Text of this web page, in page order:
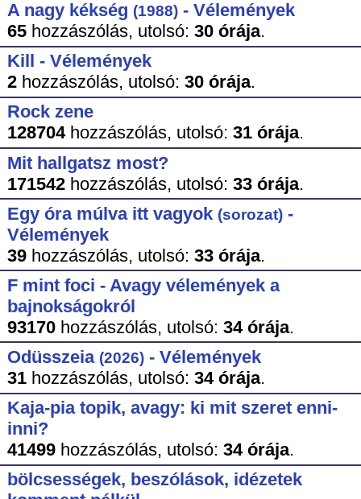
A nagy kékség (1988)- Vélemények
65hozzászólás, utolsó: 30 órája.
Kill - Vélemények
2hozzászólás, utolsó: 30 órája.
Rock zene
128704hozzászólás, utolsó: 31 órája.
Mit hallgatsz most?
171542hozzászólás, utolsó: 33 órája.
Egy óra múlva itt vagyok (sorozat)-
Vélemények
39hozzászólás, utolsó: 33 órája.
F mint foci - Avagy vélemények a
bajnokságokról
93170hozzászólás, utolsó: 34 órája.
Odüsszeia (2026)- Vélemények
31hozzászólás, utolsó: 34 órája.
Kaja-pia topik, avagy: ki mit szeret enni-
inni?
41499hozzászólás, utolsó: 34 órája.
bölcsességek, beszólások, idézetek